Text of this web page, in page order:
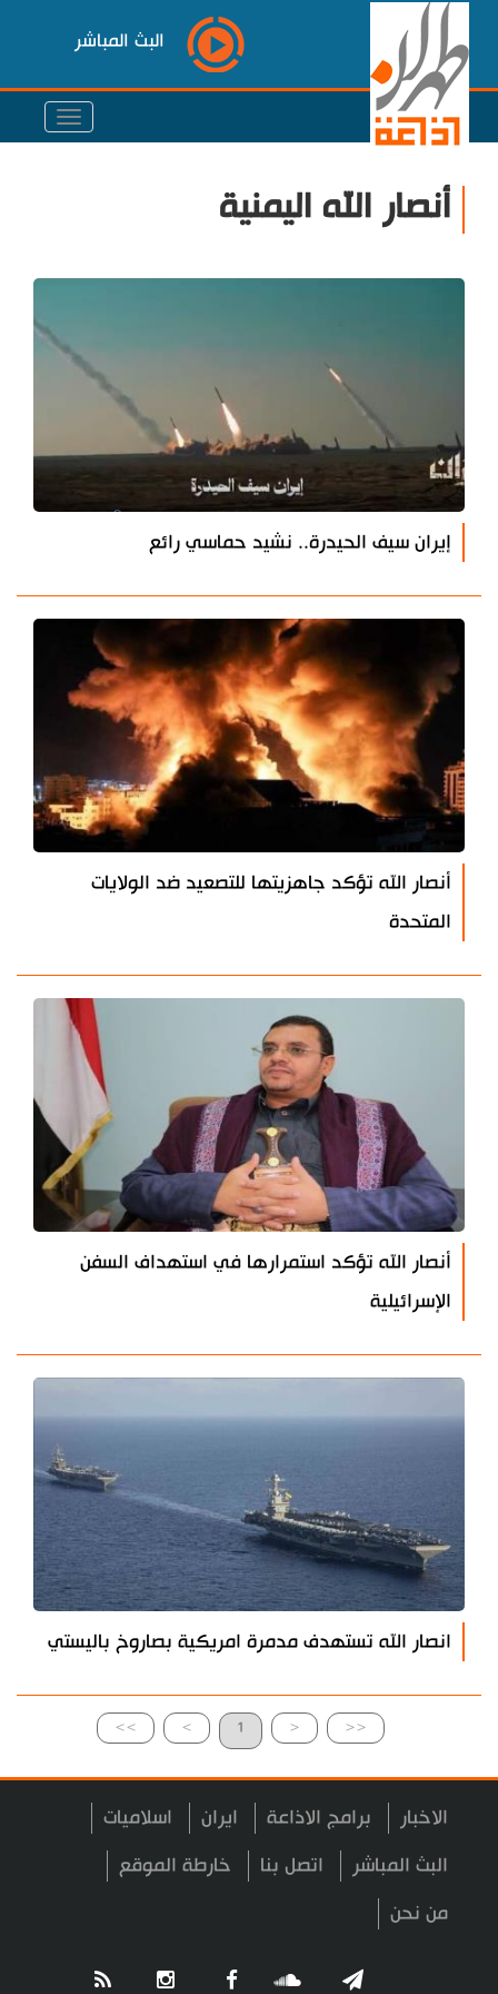
البث المباشر
أنصار الله اليمنية
إيران سيف الحيدرة.. نشيد حماسي رائع
أنصار الله تؤكد جاهزيتها للتصعيد ضد الولايات
المتحدة
أنصار الله تؤكد استمرارها في استهداف السفن
الإسرائيلية
انصار الله تستهدف مدمرة امريكية بصاروخ باليستي
>> > 1 < <<
الاخبار برامج الاذاعة ايران اسلاميات
البث المباشر اتصل بنا خارطة الموقع
من نحن